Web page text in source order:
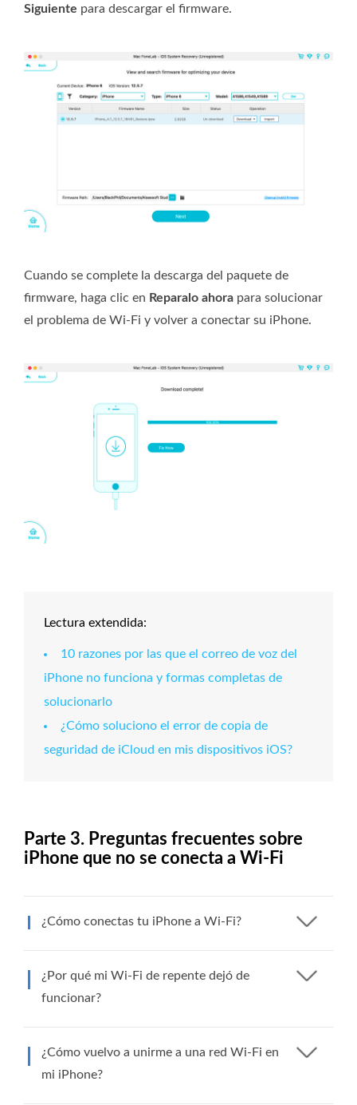
Siguiente para descargar el firmware.
Cuando se complete la descarga del paquete de
firmware, haga clic en Reparalo ahora para solucionar
el problema de Wi-Fi y volver a conectar su iPhone.
Lectura extendida:
10 razones por las que el correo de voz del
iPhone no funciona y formas completas de
solucionarlo
¿Cómo soluciono el error de copia de
seguridad de iCloud en mis dispositivos iOS?
Parte 3. Preguntas frecuentes sobre
iPhone que no se conecta a Wi-Fi
¿Cómo conectas tu iPhone a Wi-Fi?
¿Por qué mi Wi-Fi de repente dejó de
funcionar?
¿Cómo vuelvo a unirme a una red Wi-Fi en
mi iPhone?